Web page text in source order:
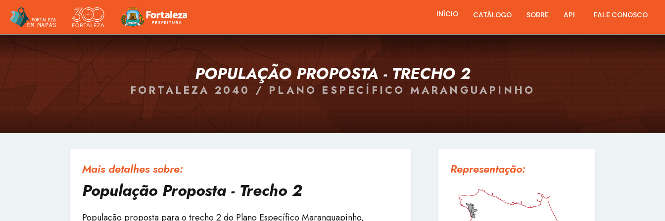
INÍCIO CATÁLOGO SOBRE API FALE CONOSCO
POPULAÇÃO PROPOSTA - TRECHO 2
FORTALEZA 2040 / PLANO ESPECÍFICO MARANGUAPINHO
Mais detalhes sobre:
População Proposta - Trecho 2
População proposta para o trecho 2 do Plano Específico Maranguapinho,
Representação: